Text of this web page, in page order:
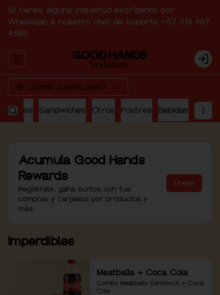
Si tienes alguna inquietud escríbenos por
Whatsapp a nuestro chat de soporte +57 313 487
4588
Abrir menu de navegación
¿Dónde quieres pedir?
Sandwiches Otros Postres Bebidas
Acumula Good Hands
Rewards
Regístrate, gana puntos con tus
compras y canjealos por productos y
más
Únete
Imperdibles
Meatballs + Coca Cola
Combo Meatballs Sandwich + Coca
Cola